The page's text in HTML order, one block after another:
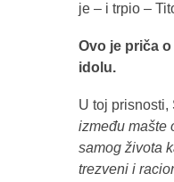
je – i trpio –
Ovo je priča
idolu.
U toj prisnosti,
između mašte
samog života
trezveni i